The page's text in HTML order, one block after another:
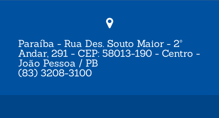
Paraíba - Rua Des. Souto Maior - 2º
Andar, 291 - CEP: 58013-190 - Centro -
João Pessoa / PB
(83) 3208-3100